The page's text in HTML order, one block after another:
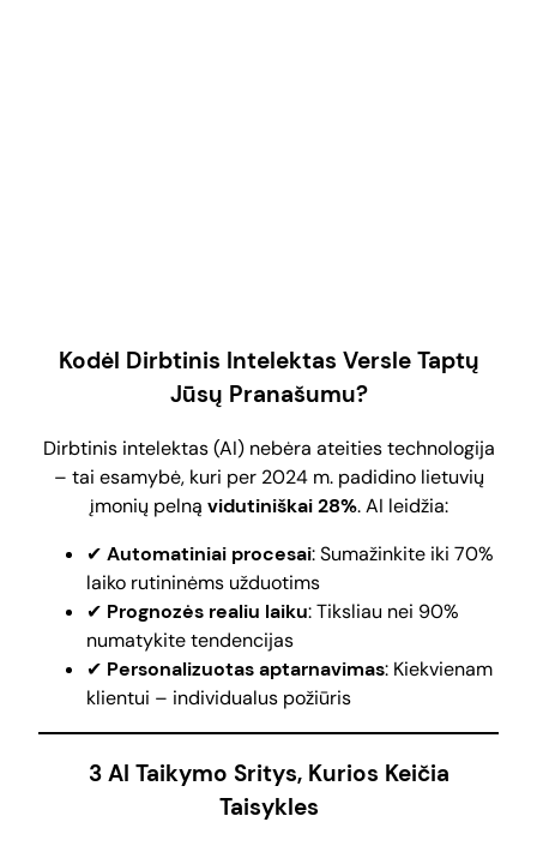
Kodėl Dirbtinis Intelektas Versle Taptų
Jūsų Pranašumu?
Dirbtinis intelektas (AI) nebėra ateities technologija
– tai esamybė, kuri per 2024 m. padidino lietuvių
įmonių pelną vidutiniškai 28%. AI leidžia:
✔ Automatiniai procesai: Sumažinkite iki 70%
laiko rutininėms užduotims
✔ Prognozės realiu laiku: Tiksliau nei 90%
numatykite tendencijas
✔ Personalizuotas aptarnavimas: Kiekvienam
klientui – individualus požiūris
3 AI Taikymo Sritys, Kurios Keičia
Taisykles